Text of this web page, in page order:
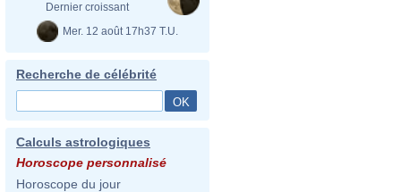
Dernier croissant
Mer. 12 août 17h37 T.U.
Recherche de célébrité
Calculs astrologiques
Horoscope personnalisé
Horoscope du jour